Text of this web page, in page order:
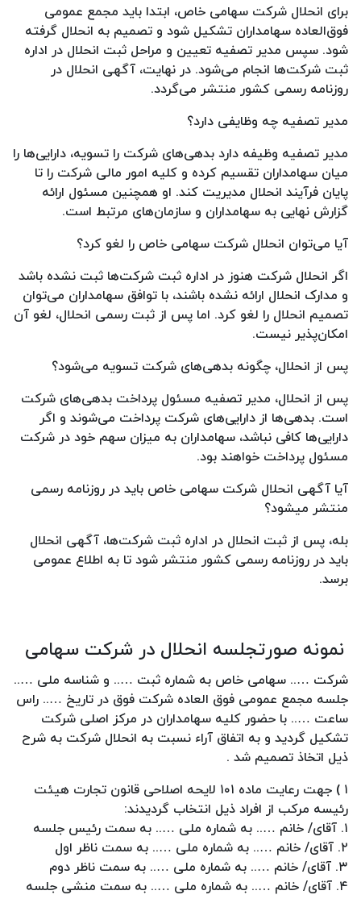
برای انحلال شرکت سهامی خاص، ابتدا باید مجمع عمومی
فوق‌العاده سهامداران تشکیل شود و تصمیم به انحلال گرفته
شود. سپس مدیر تصفیه تعیین و مراحل ثبت انحلال در اداره
ثبت شرکت‌ها انجام می‌شود. در نهایت، آگهی انحلال در
روزنامه رسمی کشور منتشر می‌گردد.
مدیر تصفیه چه وظایفی دارد؟
مدیر تصفیه وظیفه دارد بدهی‌های شرکت را تسویه، دارایی‌ها را
میان سهامداران تقسیم کرده و کلیه امور مالی شرکت را تا
پایان فرآیند انحلال مدیریت کند. او همچنین مسئول ارائه
گزارش نهایی به سهامداران و سازمان‌های مرتبط است.
آیا می‌توان انحلال شرکت سهامی خاص را لغو کرد؟
اگر انحلال شرکت هنوز در اداره ثبت شرکت‌ها ثبت نشده باشد
و مدارک انحلال ارائه نشده باشند، با توافق سهامداران می‌توان
تصمیم انحلال را لغو کرد. اما پس از ثبت رسمی انحلال، لغو آن
امکان‌پذیر نیست.
پس از انحلال، چگونه بدهی‌های شرکت تسویه می‌شود؟
پس از انحلال، مدیر تصفیه مسئول پرداخت بدهی‌های شرکت
است. بدهی‌ها از دارایی‌های شرکت پرداخت می‌شوند و اگر
دارایی‌ها کافی نباشد، سهامداران به میزان سهم خود در شرکت
مسئول پرداخت خواهند بود.
آیا آگهی انحلال شرکت سهامی خاص باید در روزنامه رسمی
منتشر میشود؟
بله، پس از ثبت انحلال در اداره ثبت شرکت‌ها، آگهی انحلال
باید در روزنامه رسمی کشور منتشر شود تا به اطلاع عمومی
برسد.
نمونه صورتجلسه انحلال در شرکت سهامی
شرکت ….. سهامی خاص به شماره ثبت ….. و شناسه ملی …..
جلسه مجمع عمومی فوق العاده شرکت فوق در تاریخ ….. راس
ساعت ….. با حضور کلیه سهامداران در مرکز اصلی شرکت
تشکیل گردید و به اتفاق آراء نسبت به انحلال شرکت به شرح
ذیل اتخاذ تصمیم شد .
۱ ) جهت رعایت ماده ۱۰۱ لایحه اصلاحی قانون تجارت هیئت
رئیسه مرکب از افراد ذیل انتخاب گردیدند:
۱. آقای/ خانم ….. به شماره ملی ….. به سمت رئیس جلسه
۲. آقای/ خانم ….. به شماره ملی ….. به سمت ناظر اول
۳. آقای/ خانم ….. به شماره ملی ….. به سمت ناظر دوم
۴. آقای/ خانم ….. به شماره ملی ….. به سمت منشی جلسه